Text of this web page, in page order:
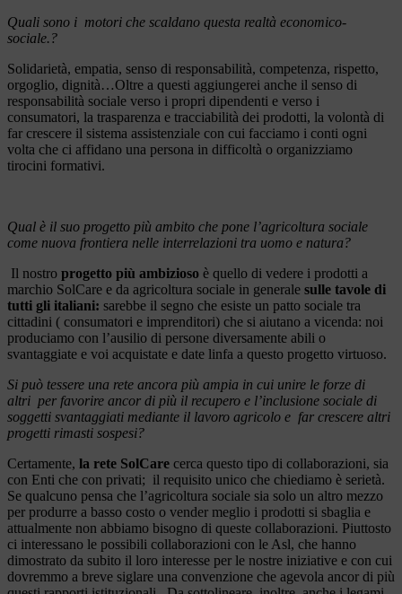
Quali sono i motori che scaldano questa realtà economico-
sociale.?
Solidarietà, empatia, senso di responsabilità, competenza, rispetto,
orgoglio, dignità…Oltre a questi aggiungerei anche il senso di
responsabilità sociale verso i propri dipendenti e verso i
consumatori, la trasparenza e tracciabilità dei prodotti, la volontà di
far crescere il sistema assistenziale con cui facciamo i conti ogni
volta che ci affidano una persona in difficoltà o organizziamo
tirocini formativi.
Qual è il suo progetto più ambito che pone l’agricoltura sociale
come nuova frontiera nelle interrelazioni tra uomo e natura?
Il nostro progetto più ambizioso è quello di vedere i prodotti a
marchio SolCare e da agricoltura sociale in generale sulle tavole di
tutti gli italiani: sarebbe il segno che esiste un patto sociale tra
cittadini ( consumatori e imprenditori) che si aiutano a vicenda: noi
produciamo con l’ausilio di persone diversamente abili o
svantaggiate e voi acquistate e date linfa a questo progetto virtuoso.
Si può tessere una rete ancora più ampia in cui unire le forze di
altri per favorire ancor di più il recupero e l’inclusione sociale di
soggetti svantaggiati mediante il lavoro agricolo e far crescere altri
progetti rimasti sospesi?
Certamente, la rete SolCare cerca questo tipo di collaborazioni, sia
con Enti che con privati; il requisito unico che chiediamo è serietà.
Se qualcuno pensa che l’agricoltura sociale sia solo un altro mezzo
per produrre a basso costo o vender meglio i prodotti si sbaglia e
attualmente non abbiamo bisogno di queste collaborazioni. Piuttosto
ci interessano le possibili collaborazioni con le Asl, che hanno
dimostrato da subito il loro interesse per le nostre iniziative e con cui
dovremmo a breve siglare una convenzione che agevola ancor di più